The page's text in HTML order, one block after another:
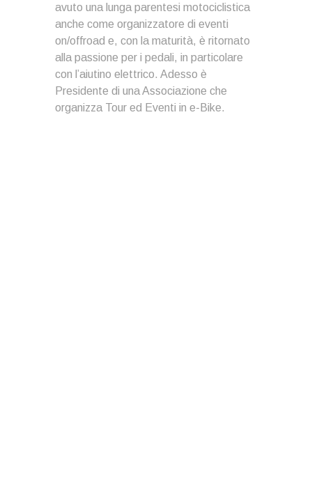
avuto una lunga parentesi motociclistica
anche come organizzatore di eventi
on/offroad e, con la maturità, è ritornato
alla passione per i pedali, in particolare
con l’aiutino elettrico. Adesso è
Presidente di una Associazione che
organizza Tour ed Eventi in e-Bike.